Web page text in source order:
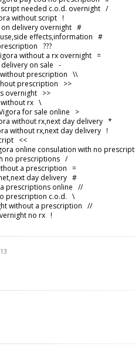
script needed c.o.d. overnight /
without script !
on delivery overnight #
use,side effects,information #
???
without a rx overnight =
delivery on sale -
without prescription \\
prescription >>
overnight >>
without rx \
for sale online >
without rx,next day delivery *
without rx,next day delivery !
<<
online consulation with no
no prescriptions /
a prescription =
day delivery #
prescriptions online //
prescription c.o.d. \
without a prescription //
no rx !